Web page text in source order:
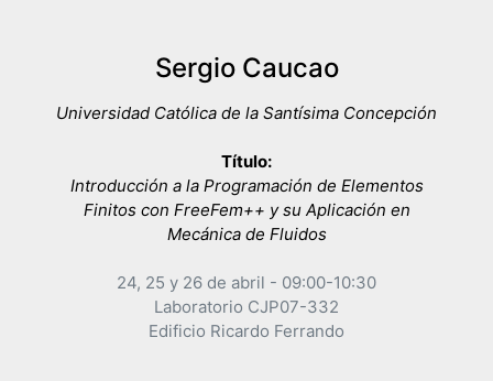
Sergio Caucao
Universidad Católica de la Santísima Concepción
Título:
Introducción a la Programación de Elementos
Finitos con FreeFem++ ysu Aplicación en
Mecánica de Fluidos
24, 25 y 26 de abril - 09:00-10:30
Laboratorio CJP07-332
Edificio Ricardo Ferrando